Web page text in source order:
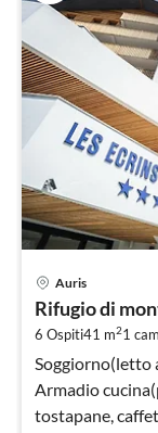
Auris
Rifugio di
6 Ospiti41 m21
Soggiorno(letto
Armadio
tostapane,